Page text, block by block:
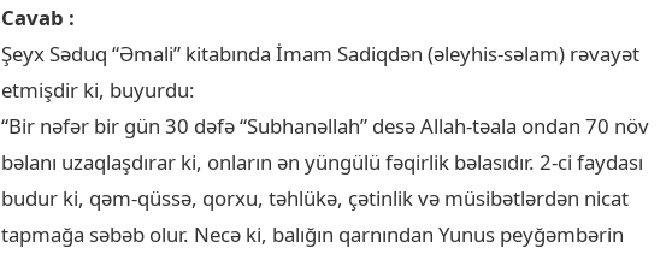
Cavab :
Şeyx Səduq “Əmali” kitabında İmam Sadiqdən (əleyhis-səlam) rəvayət
etmişdir ki, buyurdu:
“Bir nəfər bir gün 30 dəfə “Subhanəllah” desə Allah-təala ondan 70 növ
bəlanı uzaqlaşdırar ki, onların ən yüngülü fəqirlik bəlasıdır. 2-ci faydası
budur ki, qəm-qüssə, qorxu, təhlükə, çətinlik və müsibətlərdən nicat
tapmağa səbəb olur. Necə ki, balığın qarnından Yunus peyğəmbərin